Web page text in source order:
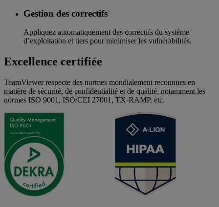
Gestion des correctifs
Appliquez automatiquement des correctifs du système
d’exploitation et tiers pour minimiser les vulnérabilités.
Excellence certifiée
TeamViewer respecte des normes mondialement reconnues en
matière de sécurité, de confidentialité et de qualité, notamment les
normes ISO 9001, ISO/CEI 27001, TX-RAMP, etc.